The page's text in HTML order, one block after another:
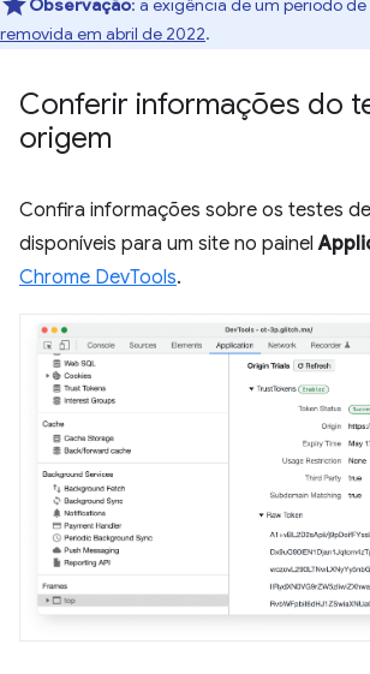
Observação: a exigência de um período
removida em abril de 2022.
Conferir informações do
origem
Confira informações sobre os testes
disponíveis para um site no painel
Chrome DevTools.